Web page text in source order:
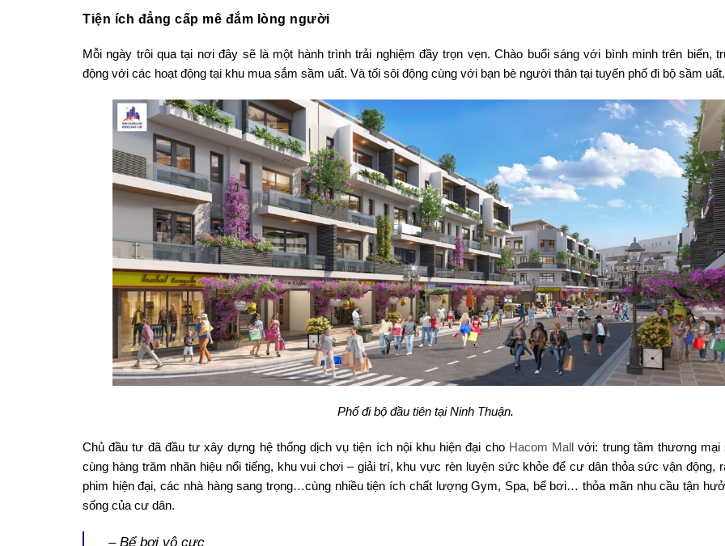
Tiện ích đẳng cấp mê đắm lòng người
Mỗi ngày trôi qua tại nơi đây sẽ là một hành trình trải nghiệm đầy trọn vẹn. Chào buổi sáng với bình minh trên biển,
động với các hoạt động tại khu mua sắm sầm uất. Và tối sôi động cùng với bạn bè người thân tại tuyến phố đi bộ sầm uất.
Phố đi bộ đầu tiên tại Ninh Thuận.
Chủ đầu tư đã đầu tư xây dựng hệ thống dịch vụ tiện ích nội khu hiện đại cho Hacom Mall với: trung tâm thương mại
cùng hàng trăm nhãn hiệu nổi tiếng, khu vui chơi – giải trí, khu vực rèn luyện sức khỏe để cư dân thỏa sức vận động,
phim hiện đại, các nhà hàng sang trọng…cùng nhiều tiện ích chất lượng Gym, Spa, bể bơi… thỏa mãn nhu cầu tận
sống của cư dân.
– Bể bơi vô cực